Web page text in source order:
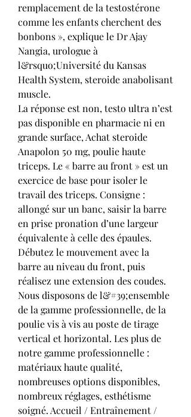
remplacement de la testostérone
comme les enfants cherchent des
bonbons », explique le Dr Ajay
Nangia, urologue à
l&rsquo;Université du Kansas
Health System, steroide anabolisant
muscle.
La réponse est non, testo ultra n’est
pas disponible en pharmacie ni en
grande surface, Achat steroide
Anapolon 50 mg, poulie haute
triceps. Le « barre au front » est un
exercice de base pour isoler le
travail des triceps. Consigne :
allongé sur un banc, saisir la barre
en prise pronation d’une largeur
équivalente à celle des épaules.
Débutez le mouvement avec la
barre au niveau du front, puis
réalisez une extension des coudes.
Nous disposons de l&#39;ensemble
de la gamme professionnelle, de la
poulie vis à vis au poste de tirage
vertical et horizontal. Les plus de
notre gamme professionnelle :
matériaux haute qualité,
nombreuses options disponibles,
nombreux réglages, esthétisme
soigné. Accueil / Entraînement /